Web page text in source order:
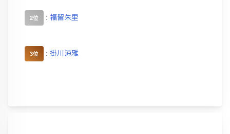
2位 : 福留朱里
3位 : 掛川涼雅